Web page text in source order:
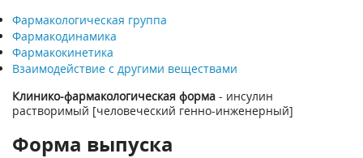
Фармакологическая группа
Фармакодинамика
Фармакокинетика
Взаимодействие с другими веществами
Клинико-фармакологическая форма - инсулин
растворимый [человеческий генно-инженерный]
Форма выпуска